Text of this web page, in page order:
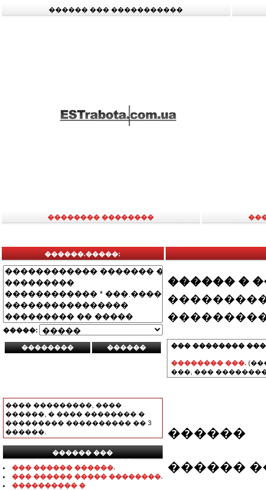
������ ��� �����������
�������� ��������
������.�����:
�����:
���� ���������, ����
������, � ���� �������� �
��������� ���������� �� 3
������.
������ ���
���������������
��� ������ ������.
��� ������ ����� ��������.
���������� �
������ �
��� ��������
�������� ���.
���, ���
������
������